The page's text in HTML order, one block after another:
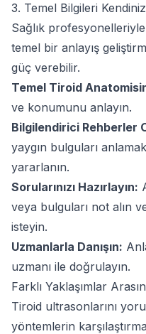
3. Temel Bilgileri
Sağlık
temel bir anlayış
güç verebilir.
Temel Tiroid
ve konumunu anlayın.
Bilgilendirici Rehberler
yaygın bulguları
yararlanın.
Sorularınızı Hazırlayın:
veya bulguları not alın
isteyin.
Uzmanlarla Danışın:
uzmanı ile doğrulayın.
Farklı Yaklaşımlar
Tiroid ultrasonlarını
yöntemlerin